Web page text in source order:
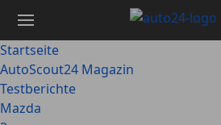
Hauptinhalt
springen
Startseite
AutoScout24 Magazin
Testberichte
Mazda